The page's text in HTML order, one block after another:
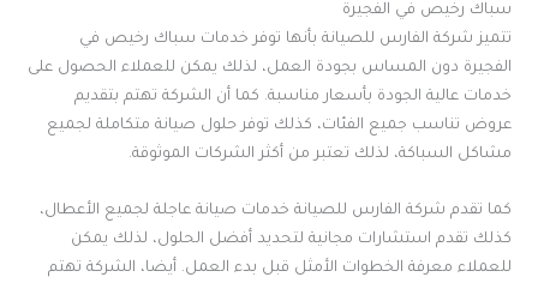
سباك رخيص في الفجيرة
تتميز شركة الفارس للصيانة بأنها توفر خدمات سباك رخيص في
الفجيرة دون المساس بجودة العمل، لذلك يمكن للعملاء الحصول على
خدمات عالية الجودة بأسعار مناسبة. كما أن الشركة تهتم بتقديم
عروض تناسب جميع الفئات، كذلك توفر حلول صيانة متكاملة لجميع
مشاكل السباكة، لذلك تعتبر من أكثر الشركات الموثوقة.
كما تقدم شركة الفارس للصيانة خدمات صيانة عاجلة لجميع الأعطال،
كذلك تقدم استشارات مجانية لتحديد أفضل الحلول، لذلك يمكن
للعملاء معرفة الخطوات الأمثل قبل بدء العمل. أيضا، الشركة تهتم